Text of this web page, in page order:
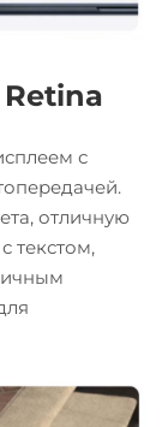
с
отличную
текстом,